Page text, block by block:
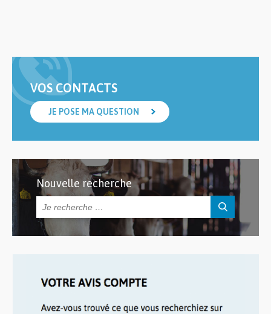
VOS CONTACTS
JE POSE MA QUESTION
Nouvelle recherche